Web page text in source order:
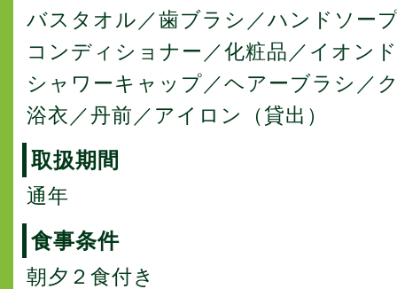
バスタオル／歯ブラシ／ハンドソー
コンディショナー／化粧品／イオン
シャワーキャップ／ヘアーブラシ／
浴衣／丹前／アイロン（貸出）
取扱期間
通年
食事条件
朝夕２食付き